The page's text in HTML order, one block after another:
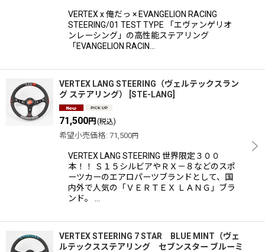
VERTEX x 俺だっ × EVANGELION RACING
STEERING/01 TEST TYPE 「エヴァンゲリオ
ンレーシング」の高性能ステアリング
「EVANGELION RACIN…
VERTEX LANG STEERING（ヴェルテックスラン
グ ステアリング）
STE-LANG
71,500円 (税込)
希望小売価格: 71,500円
VERTEX LANG STEERING 世界限定３００
本！！ Ｓ１５シルビアやＲＸ－８などのスポ
ーツカーのエアロパーツブランドとして、国
内外で人気の「ＶＥＲＴＥＸ ＬＡＮＧ」ブラ
ンド。 …
VERTEX STEERING 7 STAR BLUE MINT（ヴェ
ルテックスステアリング セブンスター ブルーミ